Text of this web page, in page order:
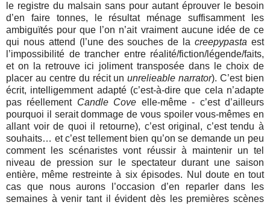
le registre du malsain sans pour autant éprouver le besoin
d’en faire tonnes, le résultat ménage suffisamment les
ambiguïtés pour que l’on n’ait vraiment aucune idée de ce
qui nous attend (l’une des souches de lacreepypasta est
l’impossibilité de trancher entre réalité/fiction/légende/faits,
et on la retrouve ici joliment transposée dans le choix de
placer au centre du récit ununrelieable narrator). C’est bien
écrit, intelligemment adapté (c’est-à-dire que cela n’adapte
pas réellementCandle Cove elle-même - c’est d’ailleurs
pourquoi il serait dommage de vous spoiler vous-mêmes en
allant voir de quoi il retourne), c’est original, c’est tendu à
souhaits… et c’est tellement bien qu’on se demande un peu
comment les scénaristes vont réussir à maintenir un tel
niveau de pression sur le spectateur durant une saison
entière, même restreinte à six épisodes. Nul doute en tout
cas que nous aurons l’occasion d’en reparler dans les
semaines à venir tant il évident dès les premières scènes